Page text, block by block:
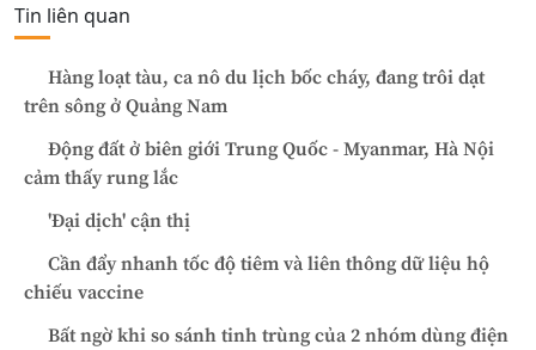
Tin liên quan
Hàng loạt tàu, ca nô du lịch bốc cháy, đang trôi dạt
trên sông ở Quảng Nam
Động đất ở biên giới Trung Quốc - Myanmar, Hà Nội
cảm thấy rung lắc
'Đại dịch' cận thị
Cần đẩy nhanh tốc độ tiêm và liên thông dữ liệu hộ
chiếu vaccine
Bất ngờ khi so sánh tinh trùng của 2 nhóm dùng điện